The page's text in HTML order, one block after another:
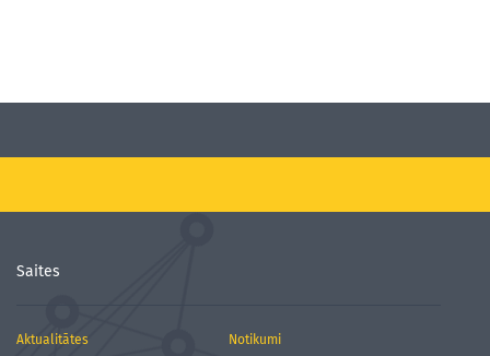
Saites
Aktualitātes
Notikumi